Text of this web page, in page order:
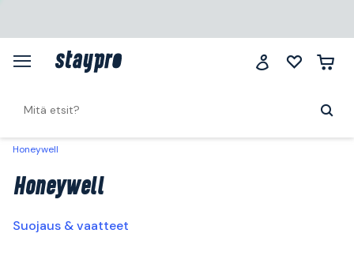
Honeywell
Honeywell
Suojaus & vaatteet